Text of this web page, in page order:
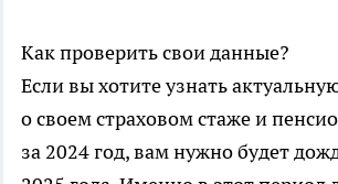
Как проверить свои данные?
Если вы хотите узнать
о своем страховом стаже и
за 2024 год, вам нужно будет